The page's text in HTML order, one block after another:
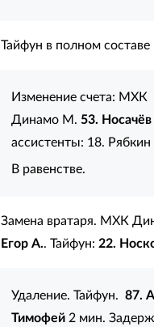
Тайфун в полном составе
Изменение счета: МХК
Динамо М.53.
ассистенты: 18. Рябкин
В равенстве.
Замена вратаря. МХК
Егор А.. Тайфун: 22.
Удаление. Тайфун.87.
Тимофей 2 мин.